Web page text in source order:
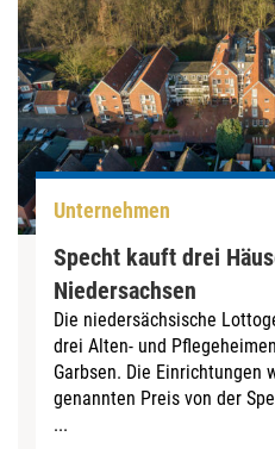
Unternehmen
Specht kauft drei
Niedersachsen
Die niedersächsische
drei Alten- und
Garbsen. Die Einrichtungen
genannten Preis von der
...